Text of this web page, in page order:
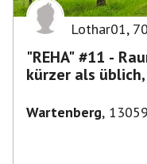
Lothar01, 70
"REHA" #11 -
kürzer als
Wartenberg,